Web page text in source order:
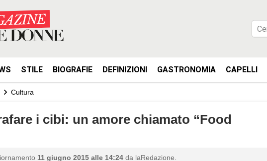
STILE BIOGRAFIE DEFINIZIONI GASTRONOMIA CAPELLI
Cultura
i cibi: un amore chiamato “Food
11 giugno 2015 alle 14:24 da laRedazione.